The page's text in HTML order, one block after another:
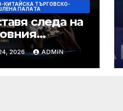
КИТАЙСКА ТЪРГОВСКО-
ПАЛAТА
следа на
пазар
2026 ADMIN